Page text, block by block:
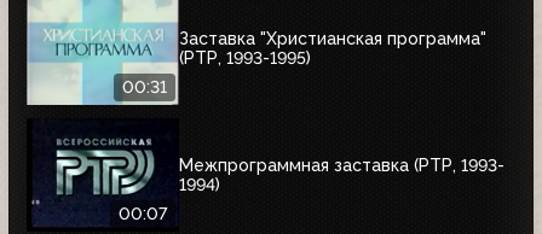
00:31
Заставка "Христианская программа"
(РТР, 1993-1995)
00:07
Межпрограммная заставка (РТР, 1993-
1994)